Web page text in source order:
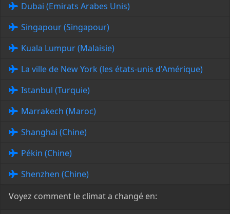
Dubai (Emirats Arabes Unis)
Singapour (Singapour)
Kuala Lumpur (Malaisie)
La ville de New York (les états-unis d'Amérique)
Istanbul (Turquie)
Marrakech (Maroc)
Shanghai (Chine)
Pékin (Chine)
Shenzhen (Chine)
Voyez comment le climat a changé en: